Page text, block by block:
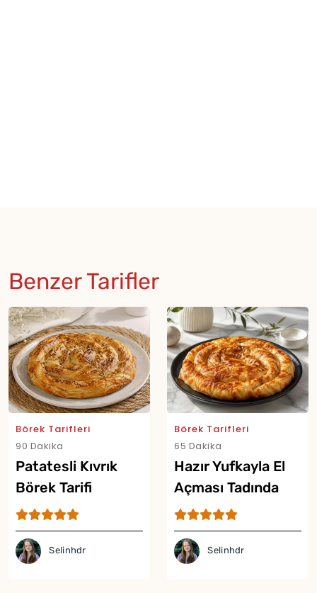
Benzer Tarifler
Börek Tarifleri
90 Dakika
Patatesli Kıvrık
Börek Tarifi
Selinhdr
Börek Tarifleri
65 Dakika
Hazır Yufkayla El
Açması Tadında
Çıtır Börek Tarifi
Selinhdr